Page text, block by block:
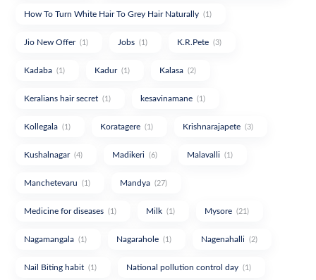
How To Turn White Hair To Grey Hair Naturally (1)
Jio New Offer (1) Jobs (1) K.R.Pete (3)
Kadaba (1) Kadur (1) Kalasa (2)
Keralians hair secret (1) kesavinamane (1)
Kollegala (1) Koratagere (1) Krishnarajapete (3)
Kushalnagar (4) Madikeri (6) Malavalli (1)
Manchetevaru (1) Mandya (27)
Medicine for diseases (1) Milk (1) Mysore (21)
Nagamangala (1) Nagarahole (1) Nagenahalli (2)
Nail Biting habit (1) National pollution control day (1)